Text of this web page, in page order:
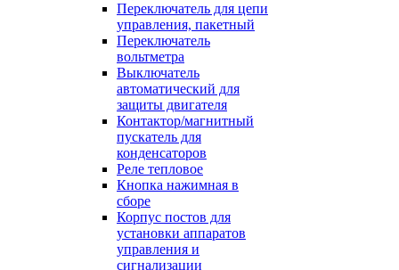
Переключатель для цепи
управления, пакетный
Переключатель
вольтметра
Выключатель
автоматический для
защиты двигателя
Контактор/магнитный
пускатель для
конденсаторов
Реле тепловое
Кнопка нажимная в
сборе
Корпус постов для
установки аппаратов
управления и
сигнализации